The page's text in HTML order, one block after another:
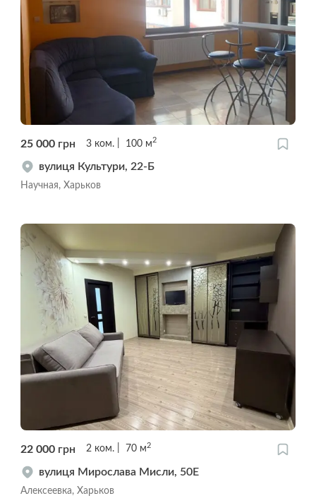
25 000 грн 3 ком. 100 м2
вулиця Культури, 22-Б
Научная, Харьков
22 000 грн 2 ком. 70 м 2
вулиця Мирослава Мисли, 50Е
Алексеевка, Харьков